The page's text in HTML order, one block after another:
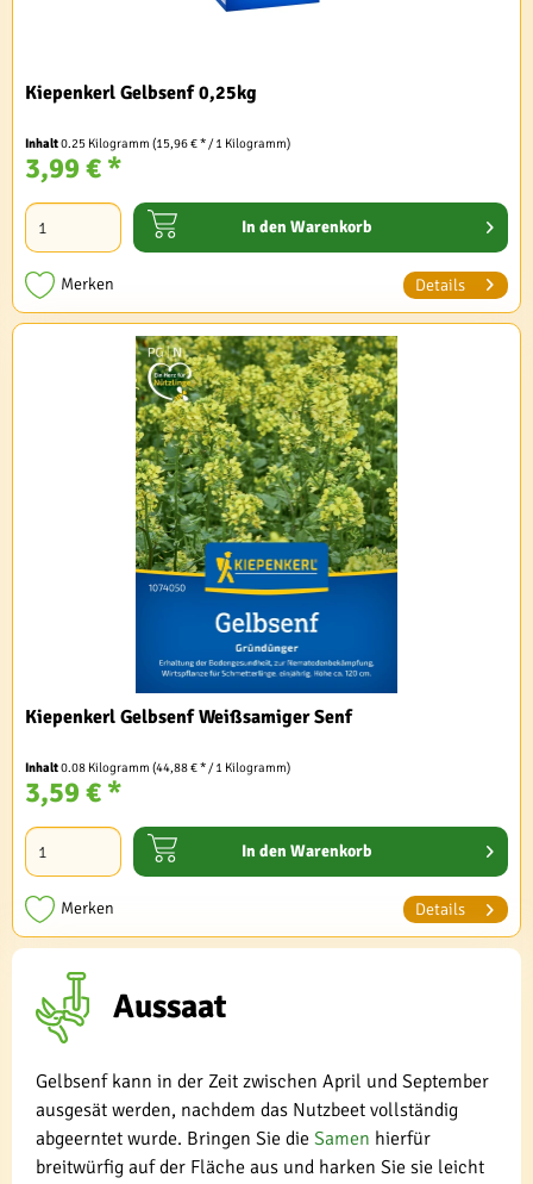
Kiepenkerl Gelbsenf 0,25kg
Inhalt0.25 Kilogramm(15,96 € * / 1 Kilogramm)
3,99 € *
In den Warenkorb
Merken Details
Kiepenkerl Gelbsenf Weißsamiger Senf
Inhalt0.08 Kilogramm(44,88 € * / 1 Kilogramm)
3,59 € *
In den Warenkorb
Merken Details
Aussaat
Gelbsenf kann in der Zeit zwischen April und September
ausgesät werden, nachdem das Nutzbeet vollständig
abgeerntet wurde. Bringen Sie die Samen hierfür
breitwürfig auf der Fläche aus und harken Sie sie leicht